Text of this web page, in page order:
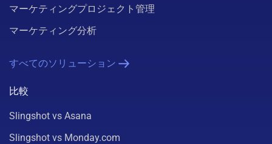
マーケティングプロジェクト管理
マーケティング分析
すべてのソリューション
比較
Slingshot vs Asana
Slingshot vs Monday.com